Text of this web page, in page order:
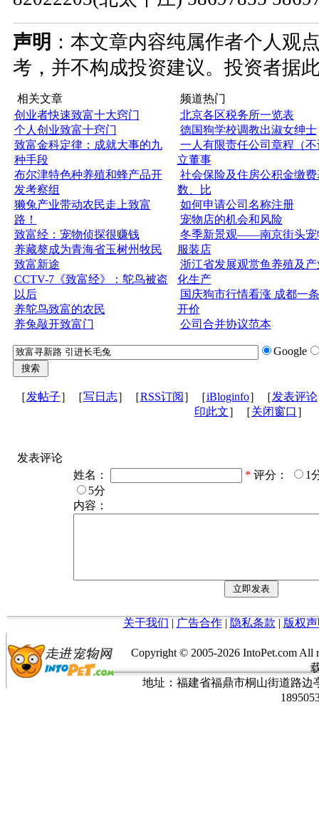
声明 ：本文章内容纯属作者个人观
考，并不构成投资建议。投资者据
相关文章
创业者快速致富十大窍门
个人创业致富十窍门
致富金科定律：成就大事的九
种手段
布尔津特色种养殖和蜂产品开
发考察组
獭兔产业带动农民走上致富
路！
致富经：宠物侦探很赚钱
养藏獒成为青海省玉树州牧民
致富新途
CCTV-7《致富经》：鸵鸟被盗
以后
养鸵鸟致富的农民
养兔敲开致富门
频道热门
北京各区税务所一览表
德国狗学校调教出淑女绅士
一人有限责任公司章程（不
立董事
社会保险及住房公积金缴费
数、比
如何申请公司名称注册
宠物店的机会和风险
冬季新景观——南京街头宠
服装店
浙江省发展观赏鱼养殖及产
化生产
国庆狗市行情看涨 成都一
开价
公司合并协议范本
Google
［发帖子］［写日志］［RSS订阅 ］［iBloginfo］［发表评论
印此文］［关闭窗口 ］
发表评论
姓名：
* 评分：
1
5分
内容：
关于我们 | 广告合作| 隐私条款 | 版权
Copyright © 2005-2026 IntoPet.com
地址：福建省福鼎市桐山街道路边